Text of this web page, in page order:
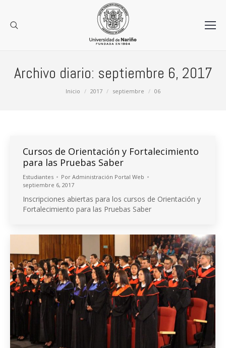
Archivo diario: septiembre 6, 2017
Inicio 2017 septiembre 06
Cursos de Orientación y Fortalecimiento
para las Pruebas Saber
Estudiantes Por Administración Portal Web
septiembre 6, 2017
Inscripciones abiertas para los cursos de Orientación y
Fortalecimiento para las Pruebas Saber